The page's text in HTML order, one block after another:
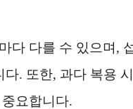
다 다를 수 있으며,
. 또한, 과다 복용
요합니다.